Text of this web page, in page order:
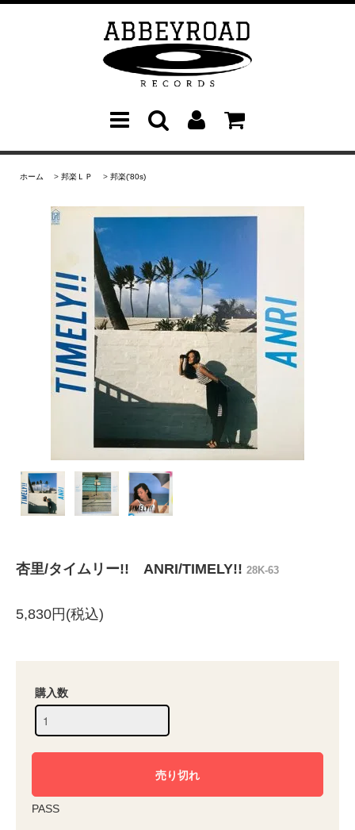
ホーム > 邦楽ＬＰ > 邦楽('80s)
杏里/タイムリー!! ANRI/TIMELY!! 28K-63
5,830円(税込)
購入数
PASS